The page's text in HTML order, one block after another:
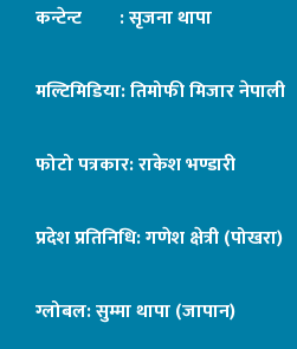
कन्टेन्ट : सृजना थापा
मल्टिमिडिया: तिमोफी मिजार नेपाली
फोटो पत्रकार: राकेश भण्डारी
प्रदेश प्रतिनिधि: गणेश क्षेत्री (पोखरा)
ग्लोबल: सुम्मा थापा (जापान)